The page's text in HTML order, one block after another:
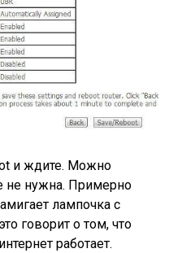
и ждите. Можно
не нужна. Примерно
лампочка с
говорит о том, что
работает.